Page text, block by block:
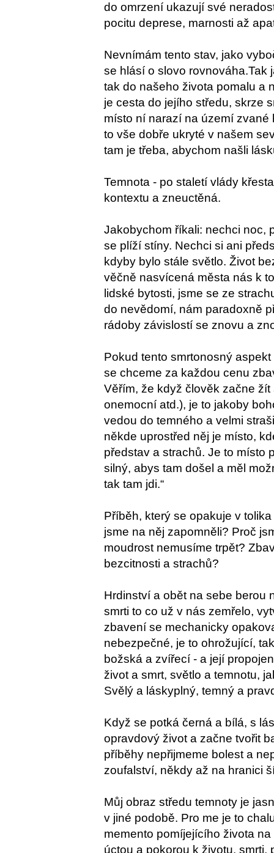
do omrzení ukazují své
pocitu deprese, marnosti až
Nevnímám tento stav, jako
se hlásí o slovo rovnováha.Tak
tak do našeho života pomalu a
je cesta do jejího středu, skrze
místo ní narazí na území zvané
to vše dobře ukryté v našem
tam je třeba, abychom našli
Temnota - po staletí vlády
kontextu a zneuctěná.
Jakobychom říkali: nechci noc,
se plíží stíny. Nechci si ani
kdyby bylo stále světlo. Život
věčně nasvícená města nás k
lidské bytosti, jsme se ze
do nevědomí, nám paradoxně
rádoby závislostí se znovu a
Pokud tento smrtonosný
se chceme za každou cenu
Věřím, že když člověk začne
onemocní atd.), je to jakoby
vedou do temného a velmi
někde uprostřed něj je místo,
představ a strachů. Je to místo
silný, abys tam došel a měl
tak tam jdi.“
Příběh, který se opakuje v
jsme na něj zapomněli? Proč
moudrost nemusíme trpět?
bezcitnosti a strachů?
Hrdinství a obět na sebe berou
smrti to co už v nás zemřelo,
zbavení se mechanicky
nebezpečné, je to ohrožující,
božská a zvířecí - a její
život a smrt, světlo a temnotu,
Svělý a láskyplný, temný a
Když se potká černá a bílá, s
opravdový život a začne tvořit
příběhy nepřijmeme bolest a
zoufalství, někdy až na hranici
Můj obraz středu temnoty je
v jiné podobě. Pro me je to
memento pomíjejícího života
úctou a pokorou k životu,